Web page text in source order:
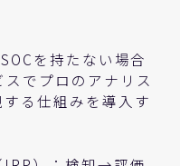
を持たない場合
でプロのアナリス
る仕組みを導入す